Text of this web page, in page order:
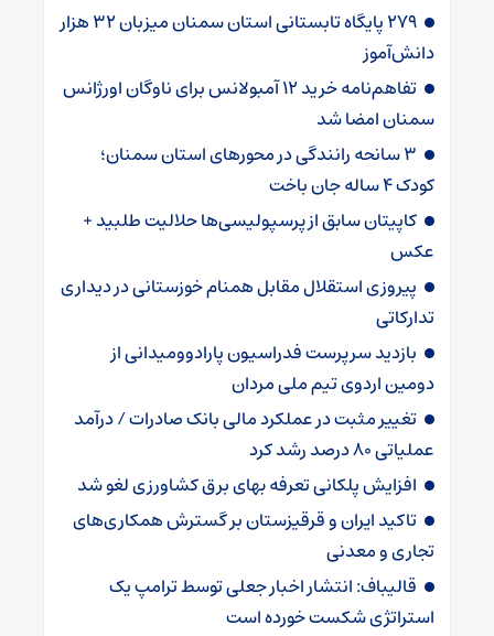
۲۷۹ پایگاه تابستانی استان سمنان میزبان ۳۲ هزار
دانش‌آموز
تفاهم‌نامه خرید ۱۲ آمبولانس برای ناوگان اورژانس
سمنان امضا شد
۳ سانحه رانندگی در محورهای استان سمنان؛
کودک ۴ ساله جان باخت
کاپیتان سابق از پرسپولیسی‌ها حلالیت طلبید +
عکس
پیروزی استقلال مقابل همنام خوزستانی در دیداری
تدارکاتی
بازدید سرپرست فدراسیون پارادوومیدانی از
دومین اردوی تیم ملی مردان
تغییر مثبت در عملکرد مالی بانک صادرات / درآمد
عملیاتی ۸۰ درصد رشد کرد
افزایش پلکانی تعرفه بهای برق کشاورزی لغو شد
تاکید ایران و قرقیزستان بر گسترش همکاری‌های
تجاری و معدنی
قالیباف: انتشار اخبار جعلی توسط ترامپ یک
استراتژی شکست خورده است